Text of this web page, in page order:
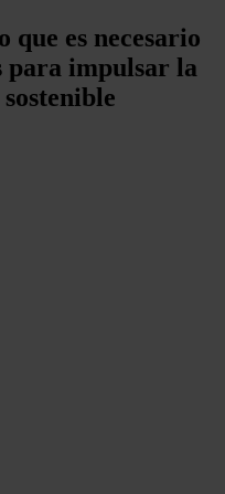
es necesario
para impulsar la